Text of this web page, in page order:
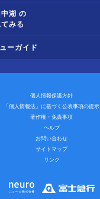
湖 の
みる
ーガイド
個人情報保護方針
「個人情報法」に基づく公表事項の提示
著作権・免責事項
ヘルプ
お問い合わせ
サイトマップ
リンク